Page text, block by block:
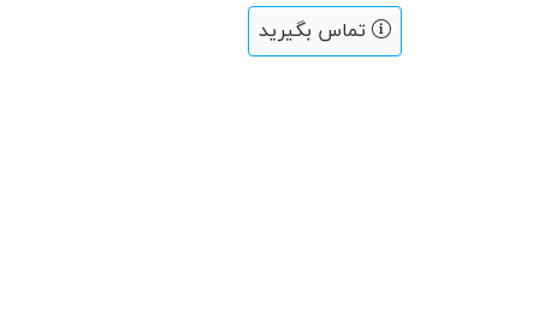
تماس بگیرید